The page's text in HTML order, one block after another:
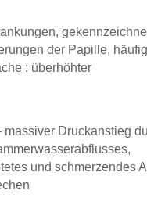
der Papille,
: überhöhter
Druckanstieg
und schmerzendes